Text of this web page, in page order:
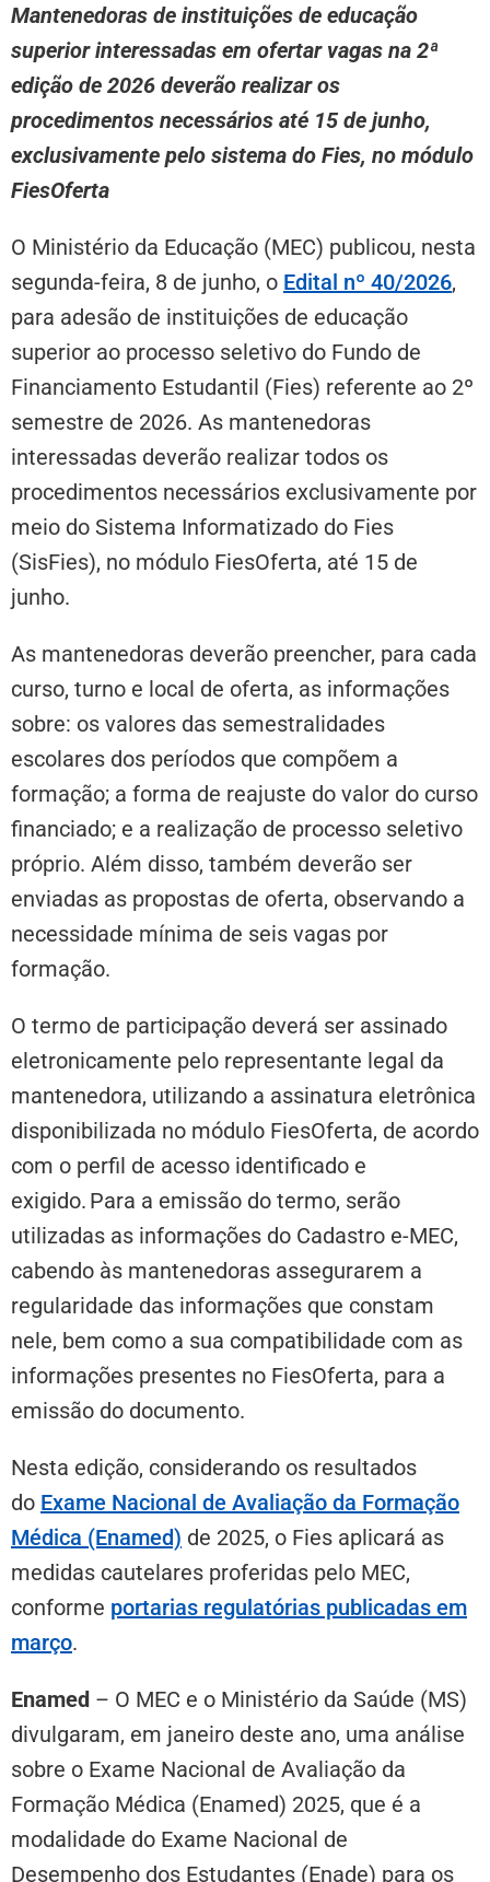
Mantenedoras de instituições de educação
superior interessadas em ofertar vagas na 2ª
edição de 2026 deverão realizar os
procedimentos necessários até 15 de junho,
exclusivamente pelo sistema do Fies, no módulo
FiesOferta
O Ministério da Educação (MEC) publicou, nesta
segunda-feira, 8 de junho, o Edital nº 40/2026,
para adesão de instituições de educação
superior ao processo seletivo do Fundo de
Financiamento Estudantil (Fies) referente ao 2º
semestre de 2026. As mantenedoras
interessadas deverão realizar todos os
procedimentos necessários exclusivamente por
meio do Sistema Informatizado do Fies
(SisFies), no módulo FiesOferta, até 15 de
junho.
As mantenedoras deverão preencher, para cada
curso, turno e local de oferta, as informações
sobre: os valores das semestralidades
escolares dos períodos que compõem a
formação; a forma de reajuste do valor do curso
financiado; e a realização de processo seletivo
próprio. Além disso, também deverão ser
enviadas as propostas de oferta, observando a
necessidade mínima de seis vagas por
formação.
O termo de participação deverá ser assinado
eletronicamente pelo representante legal da
mantenedora, utilizando a assinatura eletrônica
disponibilizada no módulo FiesOferta, de acordo
com o perfil de acesso identificado e
exigido. Para a emissão do termo, serão
utilizadas as informações do Cadastro e-MEC,
cabendo às mantenedoras assegurarem a
regularidade das informações que constam
nele, bem como a sua compatibilidade com as
informações presentes no FiesOferta, para a
emissão do documento.
Nesta edição, considerando os resultados
do Exame Nacional de Avaliação da Formação
Médica (Enamed) de 2025, o Fies aplicará as
medidas cautelares proferidas pelo MEC,
conforme portarias regulatórias publicadas em
março.
Enamed – O MEC e o Ministério da Saúde (MS)
divulgaram, em janeiro deste ano, uma análise
sobre o Exame Nacional de Avaliação da
Formação Médica (Enamed) 2025, que é a
modalidade do Exame Nacional de
Desempenho dos Estudantes (Enade) para os